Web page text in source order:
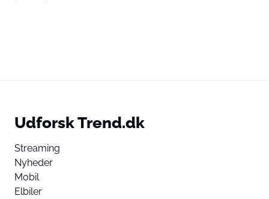
Udforsk Trend.dk
Streaming
Nyheder
Mobil
Elbiler